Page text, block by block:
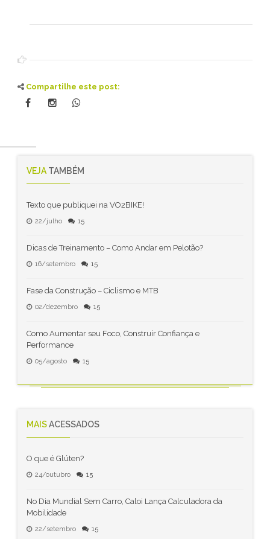
Compartilhe este post:
VEJA TAMBÉM
Texto que publiquei na VO2BIKE!
22/julho 15
Dicas de Treinamento – Como Andar em Pelotão?
16/setembro 15
Fase da Construção – Ciclismo e MTB
02/dezembro 15
Como Aumentar seu Foco, Construir Confiança e
Performance
05/agosto 15
MAISACESSADOS
O que é Glúten?
24/outubro 15
No Dia Mundial Sem Carro, Caloi Lança Calculadora da
Mobilidade
22/setembro 15